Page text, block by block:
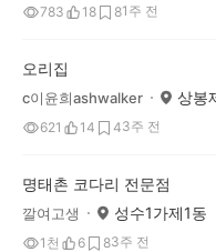
783 18 81주 전
오리집
c이윤희ashwalker 상봉
621 14 43주 전
명태촌 코다리 전문점
깔여고생 성수1가제1동
1천 6 83주 전